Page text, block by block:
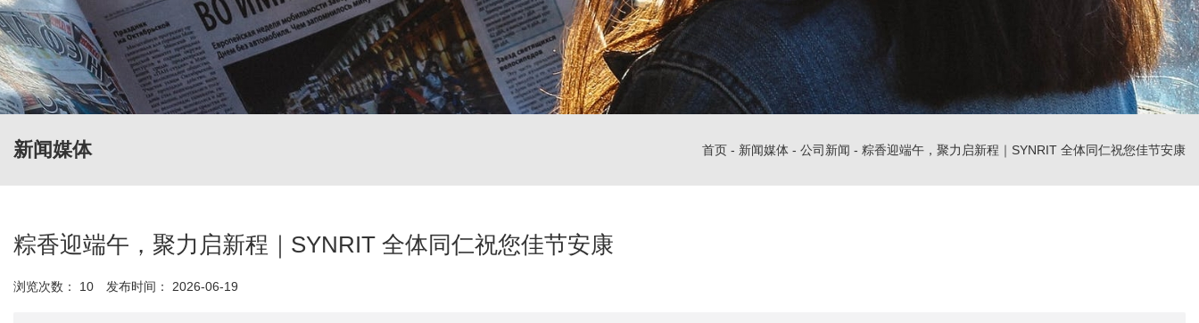
新闻媒体 首页 - 新闻媒体 - 公司新闻 - 粽香迎端午，聚力启新程｜SYNRIT 全体同仁祝您佳节安康
粽香迎端午，聚力启新程｜SYNRIT 全体同仁祝您佳节安康
浏览次数： 10 发布时间： 2026-06-19